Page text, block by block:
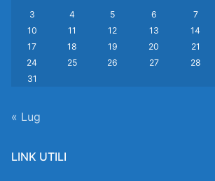
3
4 5 6 7
10
11 12 13 14
17
18 19 20 21
24
25 26 27 28
31
« Lug
LINK UTILI